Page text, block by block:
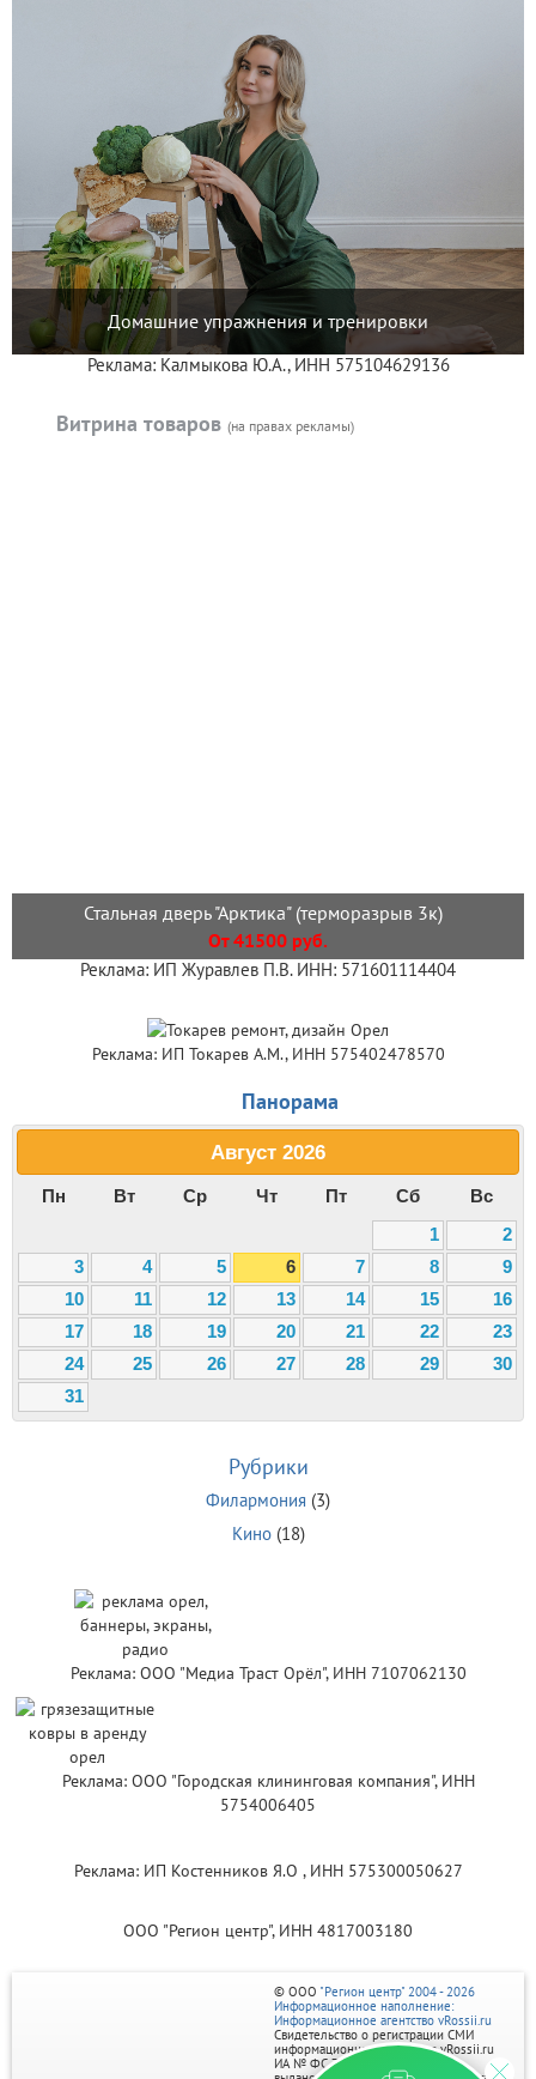
Домашние упражнения и тренировки
Реклама: Калмыкова Ю.А., ИНН 575104629136
Витрина товаров (на правах рекламы)
Стальная дверь "Арктика" (терморазрыв 3к)
От 41500 руб.
Реклама: ИП Журавлев П.В. ИНН: 571601114404
Реклама: ИП Токарев А.М., ИНН 575402478570
Панорама
Август 2026
Пн Вт Ср Чт Пт Сб
Вс
1
2
3
4 5 6 7 8
9
10
11 12 13 14 15
16
17
18 19 20 21 22
23
24
25 26 27 28 29
30
31
Рубрики
Филармония (3)
Кино(18)
Реклама: ООО "Медиа Траст Орёл", ИНН 7107062130
Реклама: ООО "Городская клининговая компания", ИНН
5754006405
Реклама: ИП Костенников Я.О , ИНН 575300050627
ООО "Регион центр", ИНН 4817003180
© ООО "Регион центр" 2004 - 2026
Информационное наполнение:
Информационное агентство vRossii.ru
Свидетельство о регистрации СМИ
информационного агентства vRossii.ru
ИА № ФС 77‑35502